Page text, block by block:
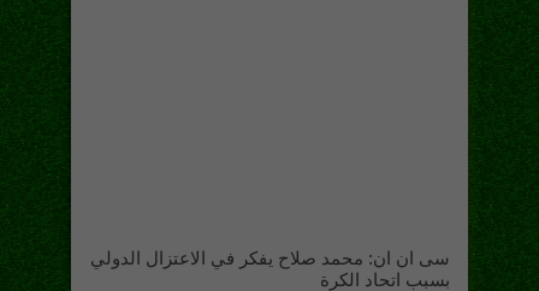
سى ان ان: محمد صلاح يفكر في الاعتزال الدولي
بسبب اتحاد الكرة